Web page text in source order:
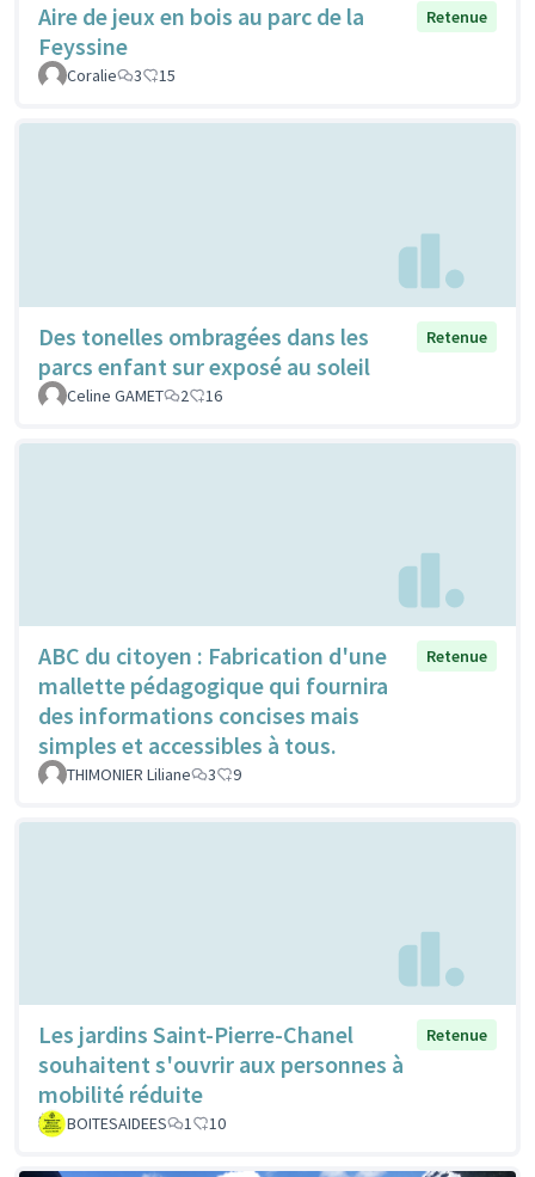
Aire de jeux en bois au parc de la
Feyssine
Retenue
Coralie 3 15
Des tonelles ombragées dans les
parcs enfant sur exposé au soleil
Retenue
Celine GAMET 2 16
ABC du citoyen : Fabrication d'une
mallette pédagogique qui fournira
des informations concises mais
simples et accessibles à tous.
Retenue
THIMONIER Liliane 3 9
Les jardins Saint-Pierre-Chanel
souhaitent s'ouvrir aux personnes à
mobilité réduite
Retenue
BOITESAIDEES 1 10